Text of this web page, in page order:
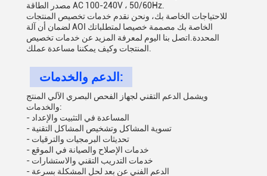
مصدر الطاقة AC 100-240V ، 50/60Hz.
للاحتياجات الخاصة بك، ونحن نقدم خدمات تخصيص المنتجات
لضمان أن آلة AOI الخاصة بك مصممة خصيصا لمتطلباتك
المحددة.اتصل بنا اليوم لمعرفة المزيد عن خدمات تخصيص
الدعم والخدمات:
ويشمل الدعم التقني لجهاز الفحص البصري الآلي المنتج
والخدمات:
- المساعدة في التثبيت والإعداد
- تسوية المشاكل وتشخيص المشاكل التقنية
- تحديثات البرمجيات والترقيات
- خدمات الإصلاح والصيانة في الموقع
- خدمات التدريب التقني والاستشارات
- الدعم الفني عن بعد لحل المشكلة بسرعة